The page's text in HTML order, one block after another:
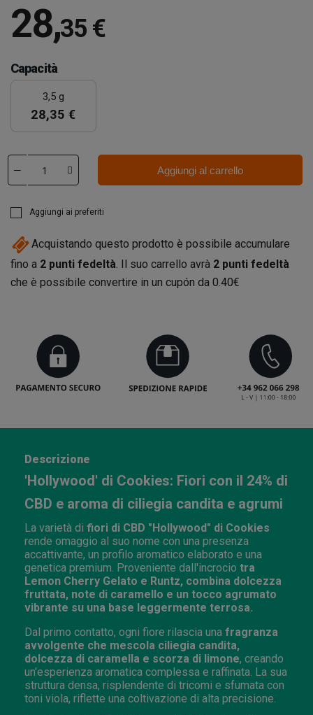
28,35 €
Capacità
3,5 g
28,35 €
Aggiungi al carrello
Aggiungi ai preferiti
Acquistando questo prodotto è possibile accumulare
fino a 2 punti fedeltà. Il suo carrello avrà 2 punti fedeltà
che è possibile convertire in un cupón da 0.40€
Descrizione
'Hollywood' di Cookies: Fiori con il 24% di
CBD e aroma di ciliegia candita e agrumi
La varietà di fiori di CBD "Hollywood" di Cookies
rende omaggio al suo nome con una presenza
accattivante, un profilo aromatico elaborato e una
genetica premium. Proveniente dall'incrocio tra
Lemon Cherry Gelato e Runtz, combina dolcezza
fruttata, note di caramello e un tocco agrumato
vibrante su una base leggermente terrosa.
Dal primo contatto, ogni fiore rilascia una fragranza
avvolgente che mescola ciliegia candita,
dolcezza di caramella e scorza di limone, creando
un'esperienza aromatica complessa e raffinata. La sua
struttura densa, risplendente di tricomi e sfumata con
toni viola, riflette una coltivazione di alta precisione.